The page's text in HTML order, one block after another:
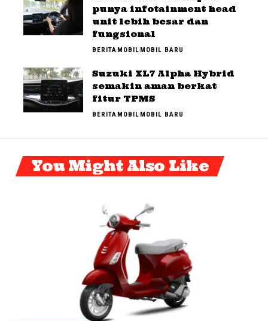
punya infotainment head
unit lebih besar dan
fungsional
BERITAMOBILMOBIL BARU
Suzuki XL7 Alpha Hybrid
semakin aman berkat
fitur TPMS
BERITAMOBILMOBIL BARU
You Might Also Like